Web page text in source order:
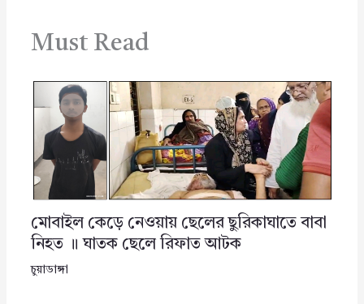
Must Read
মোবাইল কেড়ে নেওয়ায় ছেলের ছুরিকাঘাতে বাবা
নিহত ॥ ঘাতক ছেলে রিফাত আটক
চুয়াডাঙ্গা